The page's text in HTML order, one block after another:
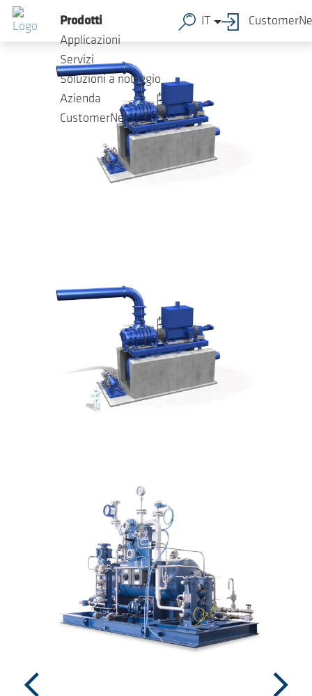
Salta al contenuto principale
Prodotti
Applicazioni
Servizi
Soluzioni a noleggio
Azienda
CustomerNet
IT